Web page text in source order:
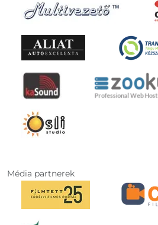
Média partnerek